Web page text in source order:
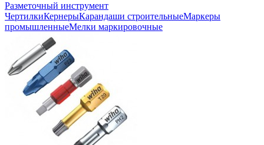
Разметочный инструмент
ЧертилкиКернерыКарандаши строительныеМаркеры
промышленныеМелки маркировочные